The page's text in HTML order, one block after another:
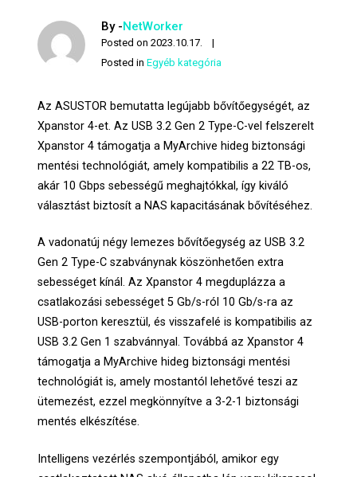
By -NetWorker
Posted on2023.10.17.
Posted inEgyéb kategória
Az ASUSTOR bemutatta legújabb bővítőegységét, az
Xpanstor 4-et. Az USB 3.2 Gen 2 Type-C-vel felszerelt
Xpanstor 4 támogatja a MyArchive hideg biztonsági
mentési technológiát, amely kompatibilis a 22 TB-os,
akár 10 Gbps sebességű meghajtókkal, így kiváló
választást biztosít a NAS kapacitásának bővítéséhez.
A vadonatúj négy lemezes bővítőegység az USB 3.2
Gen 2 Type-C szabványnak köszönhetően extra
sebességet kínál. Az Xpanstor 4 megduplázza a
csatlakozási sebességet 5 Gb/s-ról 10 Gb/s-ra az
USB-porton keresztül, és visszafelé is kompatibilis az
USB 3.2 Gen 1 szabvánnyal. Továbbá az Xpanstor 4
támogatja a MyArchive hideg biztonsági mentési
technológiát is, amely mostantól lehetővé teszi az
ütemezést, ezzel megkönnyítve a 3-2-1 biztonsági
mentés elkészítése.
Intelligens vezérlés szempontjából, amikor egy